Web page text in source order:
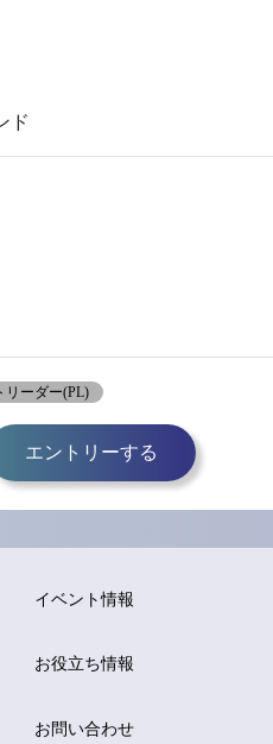
ド
リーダー(PL)
エントリーする
イベント情報
お役立ち情報
お問い合わせ